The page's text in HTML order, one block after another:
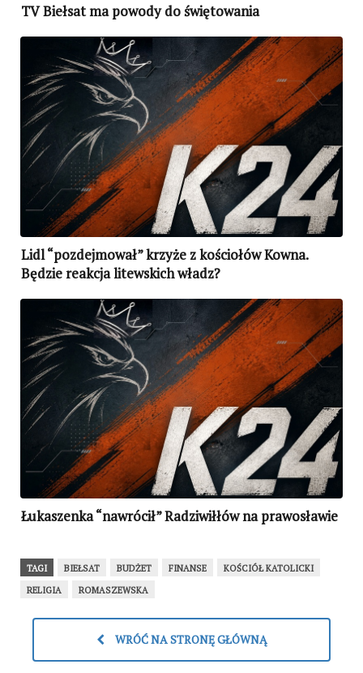
TV Biełsat ma powody do świętowania
Lidl “pozdejmował” krzyże z kościołów Kowna.
Będzie reakcja litewskich władz?
Łukaszenka “nawrócił” Radziwiłłów na prawosławie
TAGI BIEŁSAT BUDŻET FINANSE
KOŚCIÓŁ KATOLICKI
RELIGIA
ROMASZEWSKA
WRÓĆ NA STRONĘ GŁÓWNĄ